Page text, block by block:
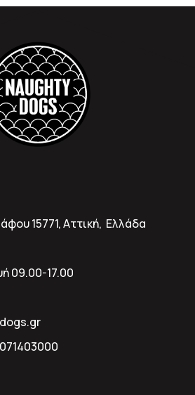
15771, Αττική, Ελλάδα
09.00-17.00